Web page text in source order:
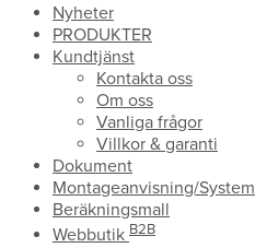
Nyheter
PRODUKTER
Kundtjänst
Kontakta oss
Om oss
Vanliga frågor
Villkor & garanti
Dokument
Montageanvisning/System
Beräkningsmall
Webbutik B2B